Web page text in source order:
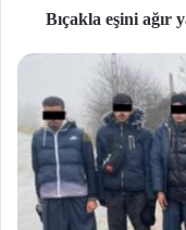
Bıçakla eşini ağır